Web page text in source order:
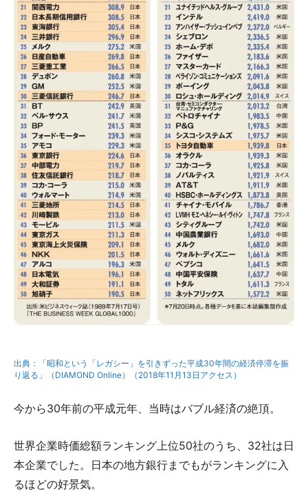
出典：「昭和という「レガシー」を引きずった平成30年間の経済停滞を振
り返る」（DIAMOND Online）（2018年11月13日アクセス）
今から30年前の平成元年、当時はバブル経済の絶頂。
世界企業時価総額ランキング上位50社のうち、32社は日
本企業でした。日本の地方銀行までもがランキングに入
るほどの好景気。